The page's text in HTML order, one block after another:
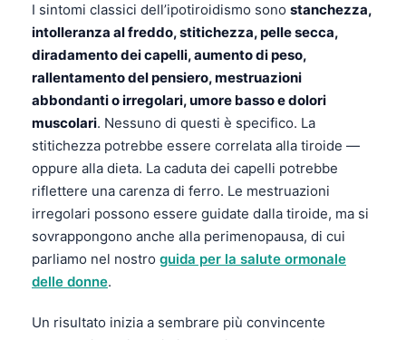
I sintomi classici dell’ipotiroidismo sono stanchezza,
intolleranza al freddo, stitichezza, pelle secca,
diradamento dei capelli, aumento di peso,
rallentamento del pensiero, mestruazioni
abbondanti o irregolari, umore basso e dolori
muscolari. Nessuno di questi è specifico. La
stitichezza potrebbe essere correlata alla tiroide —
oppure alla dieta. La caduta dei capelli potrebbe
riflettere una carenza di ferro. Le mestruazioni
irregolari possono essere guidate dalla tiroide, ma si
sovrappongono anche alla perimenopausa, di cui
parliamo nel nostro guida per la salute ormonale
delle donne.
Un risultato inizia a sembrare più convincente